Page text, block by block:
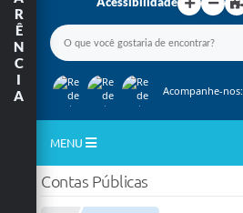
Acompanhe-nos:
MENU
Inicio
R
Ê
N
C
I
A
Contas Públicas